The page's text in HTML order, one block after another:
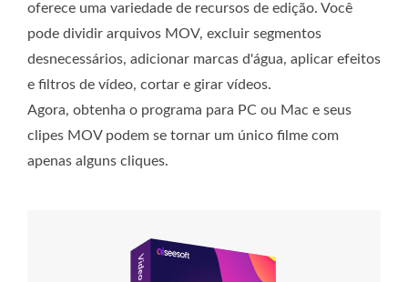
oferece uma variedade de recursos de edição. Você
pode dividir arquivos MOV, excluir segmentos
desnecessários, adicionar marcas d'água, aplicar efeitos
e filtros de vídeo, cortar e girar vídeos.
Agora, obtenha o programa para PC ou Mac e seus
clipes MOV podem se tornar um único filme com
apenas alguns cliques.